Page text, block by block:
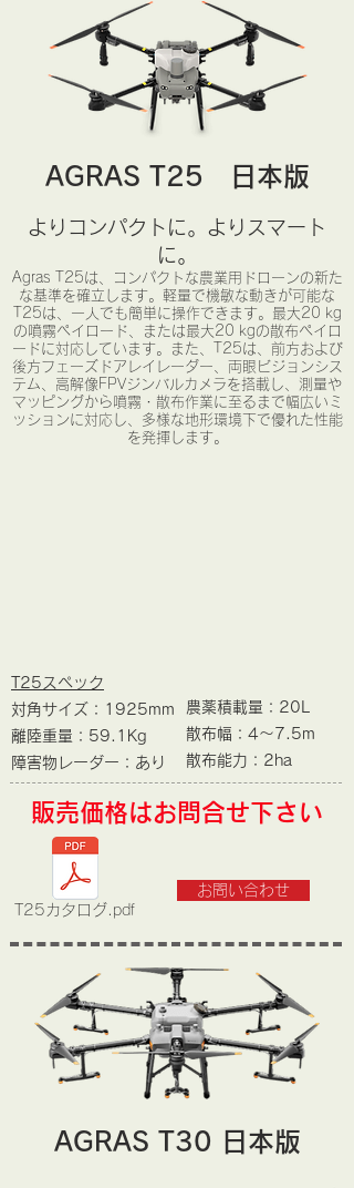
​AGRAS T25 日本版
よりコンパクトに。よりスマート
に。
Agras T25は、コンパクトな農業用ドローンの新た
な基準を確立します。軽量で機敏な動きが可能な
T25は、一人でも簡単に操作できます。最大20 kg
の噴霧ペイロード、または最大20 kgの散布ペイロ
ードに対応しています。また、T25は、前方および
後方フェーズドアレイレーダー、両眼ビジョンシス
テム、高解像FPVジンバルカメラを搭載し、測量や
マッピングから噴霧・散布作業に至るまで幅広いミ
ッションに対応し、多様な地形環境下で優れた性能
を発揮します。
T25スペック
対角サイズ：1925mm
離陸重量：59.1Kg
​障害物レーダー：あり
農薬積載量：20L
散布幅：4～7.5m
​散布能力：2ha
​販売価格はお問合せ下さい
T25カタログ.pdf
お問い合わせ
​AGRAS T30 日本版